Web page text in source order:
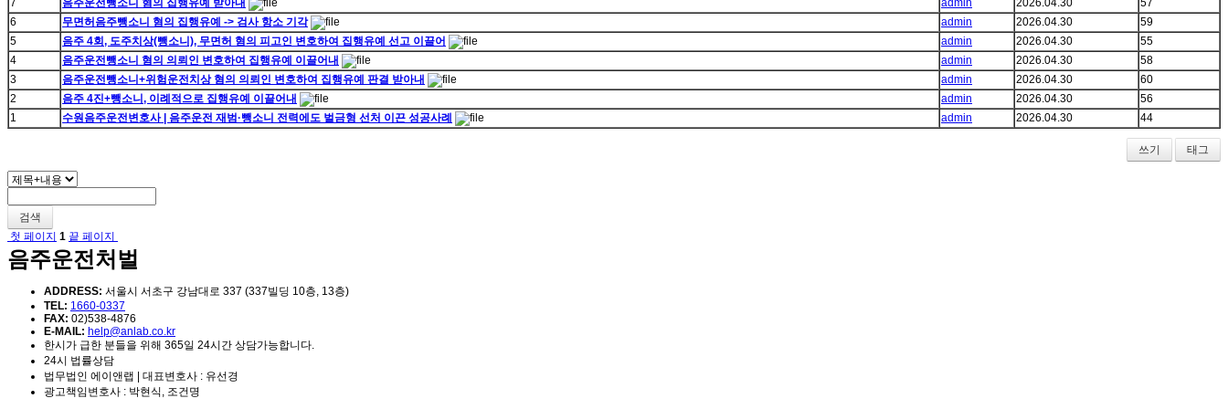
6
무면허음주뺑소니 혐의 집행유예 -> 검사 항소 기각 admin 2026.04.30
59
5
음주 4회, 도주치상(뺑소니), 무면허 혐의 피고인 변호하여 집행유예 선고 이끌어 admin 2026.04.30
55
4
음주운전뺑소니 혐의 의뢰인 변호하여 집행유예 이끌어내 admin 2026.04.30
58
3
음주운전뺑소니+위험운전치상 혐의 의뢰인 변호하여 집행유예 판결 받아내 admin 2026.04.30
60
2
음주 4진+뺑소니, 이례적으로 집행유예 이끌어내 admin 2026.04.30
56
1
수원음주운전변호사 | 음주운전 재범·뺑소니 전력에도 벌금형 선처 이끈 성공사례 admin 2026.04.30 44
쓰기 태그
검색
첫 페이지 1 끝 페이지
음주운전처벌
ADDRESS: 서울시 서초구 강남대로 337 (337빌딩 10층, 13층)
TEL: 1660-0337
FAX: 02)538-4876
E-MAIL: help@anlab.co.kr
한시가 급한 분들을 위해 365일 24시간 상담가능합니다.
24시 법률상담
법무법인 에이앤랩 | 대표변호사 : 유선경
광고책임변호사 : 박현식, 조건명